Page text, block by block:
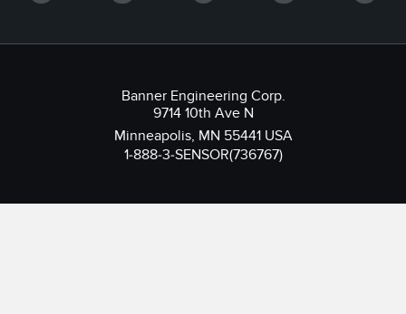
Banner Engineering Corp.
9714 10th Ave N
Minneapolis, MN 55441 USA
1-888-3-SENSOR(736767)